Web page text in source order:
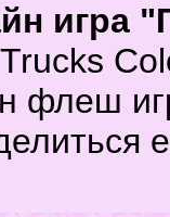
игра
флеш